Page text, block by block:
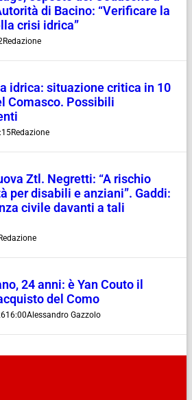
di Bacino: “Verificare la
crisi idrica”
Redazione
idrica: situazione critica in 10
Comasco. Possibili
Redazione
Ztl. Negretti: “A rischio
per disabili e anziani”. Gaddi:
civile davanti a tali
Redazione
24 anni: è Yan Couto il
del Como
16:00Alessandro Gazzolo